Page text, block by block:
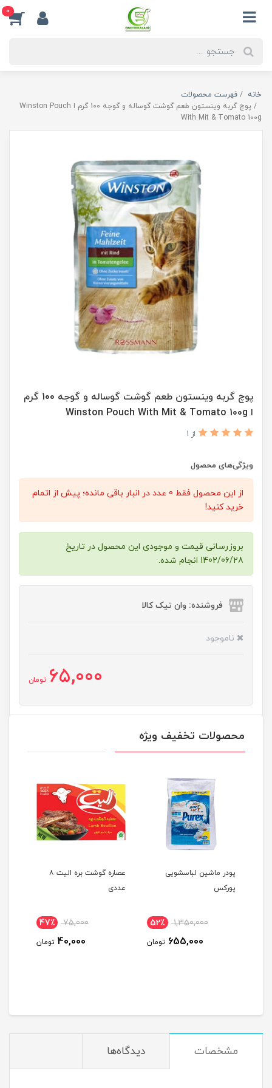
0
خانه
فهرست محصولات
پوچ گربه وینستون طعم گوشت گوساله و گوجه 100 گرم ا Winston Pouch
With Mit & Tomato 100g
پوچ گربه وینستون طعم گوشت گوساله و گوجه 100 گرم
ا Winston Pouch With Mit & Tomato 100g
از 1
ویژگی‌های محصول
از این محصول فقط 0 عدد در انبار باقی مانده؛ پیش از اتمام
خرید کنید!
بروزرسانی قیمت و موجودی این محصول در تاریخ
1402/06/28 انجام شده.
فروشنده: وان تیک کالا
ناموجود
65,000 تومان
محصولات تخفیف ویژه
پودر ماشین لباسشویی
پورکس
1,350,000 52٪
655,000 تومان
عصاره گوشت بره الیت ۸
عددی
75,000 47٪
40,000 تومان
مشخصات دیدگاه‌ها